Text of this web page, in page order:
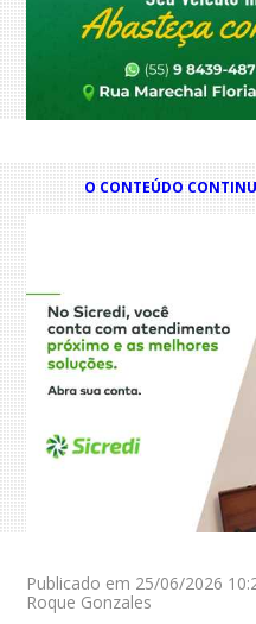
O CONTEÚDO
Publicado em 25/06/2026
Roque Gonzales